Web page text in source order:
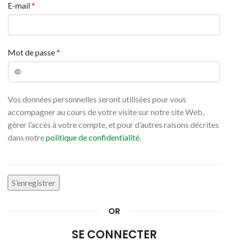
E-mail*
Mot de passe*
Vos données personnelles seront utilisées pour vous
accompagner au cours de votre visite sur notre site Web,
gérer l’accès à votre compte, et pour d’autres raisons décrites
dans notrepolitique de confidentialité.
S’enregistrer
OR
SE CONNECTER